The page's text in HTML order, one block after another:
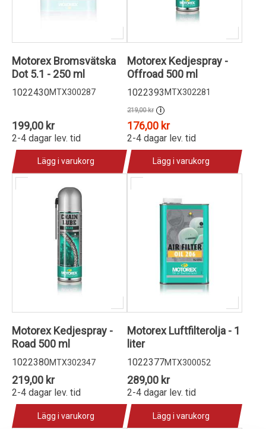
Motorex Bromsvätska
Dot 5.1 - 250 ml
1022430MTX300287
199,00 kr
2-4 dagar lev. tid
Lägg i varukorg
Motorex Kedjespray -
Offroad 500 ml
1022393 MTX302281
219,00 kr i
176,00 kr
2-4 dagar lev. tid
Lägg i varukorg
Motorex Kedjespray -
Road 500 ml
1022380MTX302347
219,00 kr
2-4 dagar lev. tid
Lägg i varukorg
Motorex Luftfilterolja - 1
liter
1022377MTX300052
289,00 kr
2-4 dagar lev. tid
Lägg i varukorg